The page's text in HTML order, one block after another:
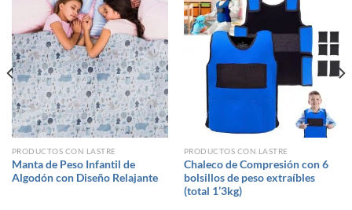
PRODUCTOS CON LASTRE
Manta de Peso Infantil de
Algodón con Diseño Relajante
PRODUCTOS CON LASTRE
Chaleco de Compresión con 6
bolsillos de peso extraíbles
(total 1’3kg)